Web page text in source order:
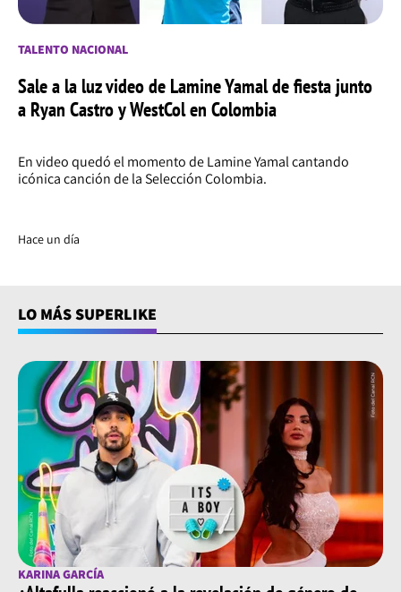
TALENTO NACIONAL
Sale a la luz video de Lamine Yamal de fiesta junto
a Ryan Castro y WestCol en Colombia
En video quedó el momento de Lamine Yamal cantando
icónica canción de la Selección Colombia.
Hace un día
LO MÁS SUPERLIKE
KARINA GARCÍA